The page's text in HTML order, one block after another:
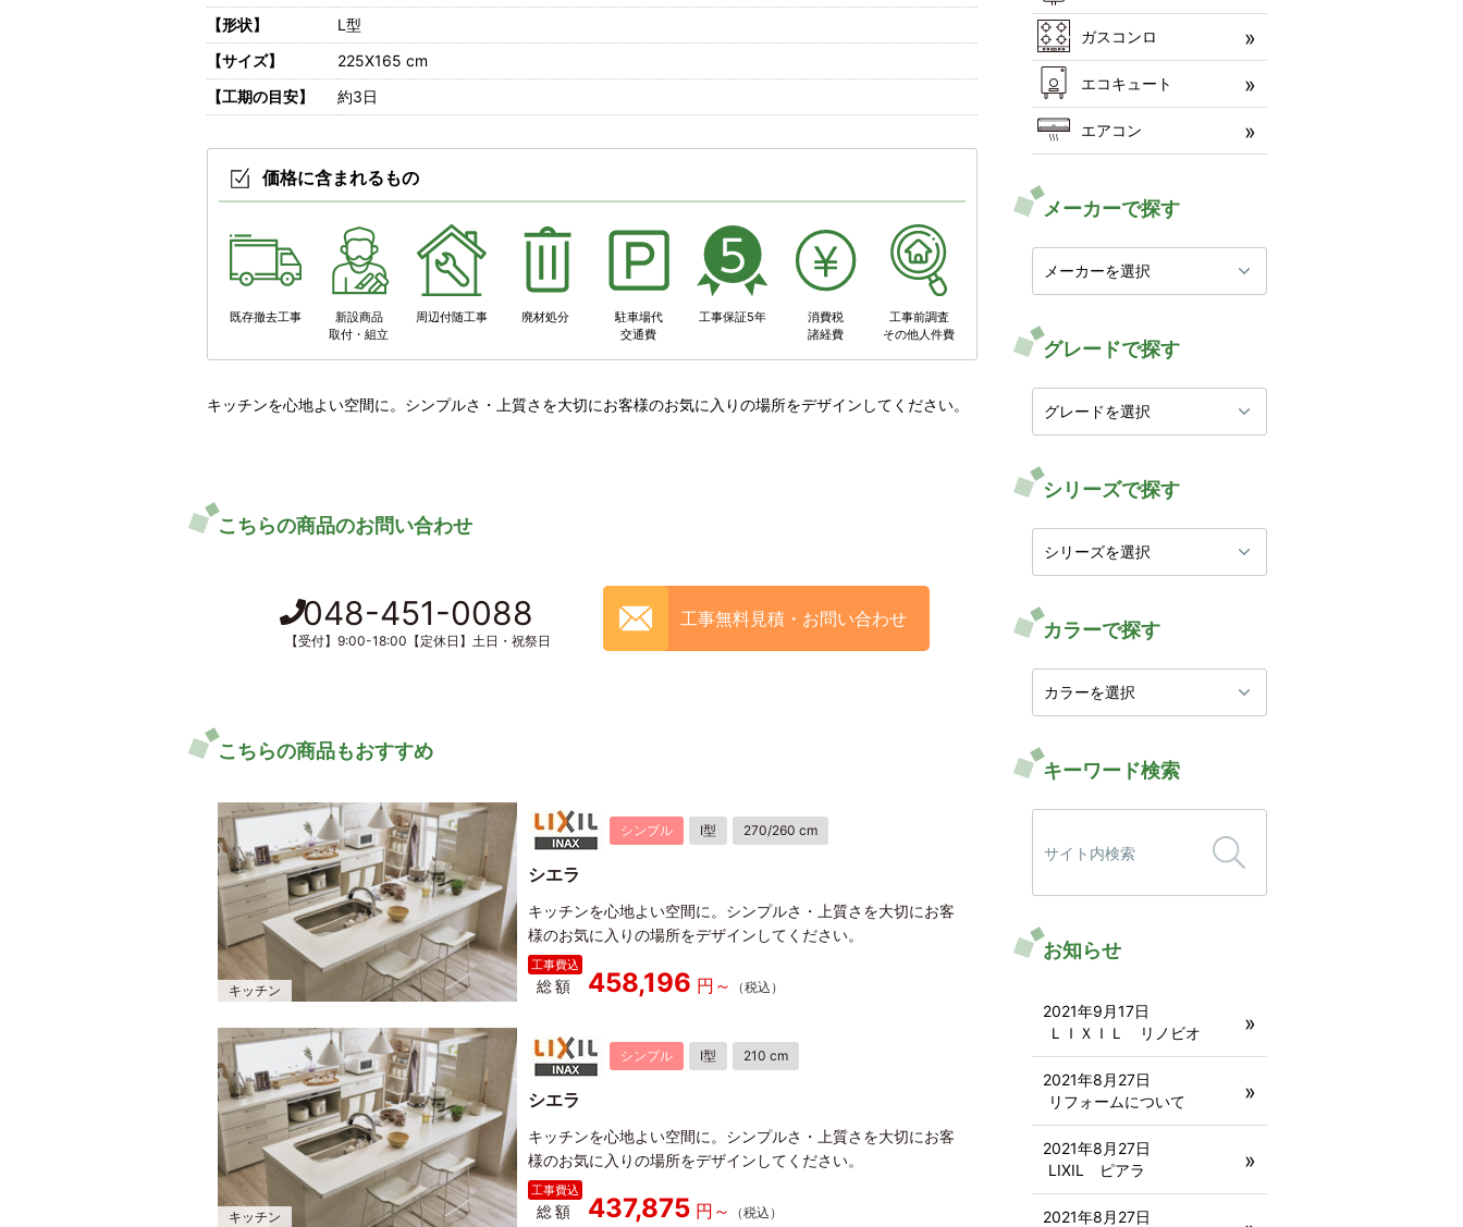
【形状】
L型
【サイズ】
225X165 cm
【工期の目安】
約3日
価格に含まれるもの
既存撤去工事
新設商品
取付・組立
周辺付随工事 廃材処分
駐車場代
交通費
工事保証5年
消費税
諸経費
工事前調査
その他人件費
キッチンを心地よい空間に。シンプルさ・上質さを大切にお客様のお気に入りの場所をデザインしてください。
こちらの商品のお問い合わせ
048-451-0088
【受付】9:00-18:00【定休日】土日・祝祭日
工事無料見積・お問い合わせ
こちらの商品もおすすめ
シンプル I型 270/260 cm
シエラ
キッチンを心地よい空間に。シンプルさ・上質さを大切にお客
様のお気に入りの場所をデザインしてください。
総額 458,196
シンプル I型 210 cm
シエラ
キッチンを心地よい空間に。シンプルさ・上質さを大切にお客
様のお気に入りの場所をデザインしてください。
総額 437,875
ガスコンロ
エコキュート
エアコン
メーカーで探す
グレードで探す
シリーズで探す
カラーで探す
キーワード検索
お知らせ
ＬＩＸＩＬ リノビオ
2021年9月17日
リフォームについて
2021年8月27日
LIXIL ピアラ
2021年8月27日
2021年8月27日